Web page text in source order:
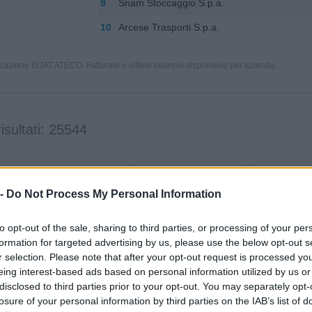
Do Not Process My Personal Information
opt-out of the sale, sharing to third parties, or processing of your
for targeted advertising by us, please use the below opt-out
selection. Please note that after your opt-out request is processed
interest-based ads based on personal information utilized by us
to third parties prior to your opt-out. You may separately
of your personal information by third parties on the IAB’s list of
9 Snam Stoccaggio S.p.a.
10 Arcese Trasporti S.p.a.
ISTAT ATECO. Fatturato = ultimo bilancio disponibile per azienda.
25544
- EUROPA TRAVEL 2-5 milioni 49.00.00
FERROVIE UDINE - CIVIDALE
5-10 milioni 49.00.00